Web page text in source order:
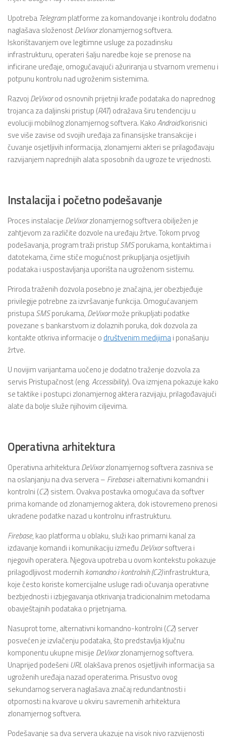
Upotreba Telegramplatforme za komandovanje i kontrolu dodatno
naglašava složenostDeVixorzlonamjernog softvera.
Iskorištavanjem ove legitimne usluge za pozadinsku
infrastrukturu, operateri šalju naredbe koje se prenose na
inficirane uređaje, omogućavajući ažuriranja u stvarnom vremenu i
potpunu kontrolu nad ugroženim sistemima.
Razvoj DeVixorod osnovnih prijetnji krađe podataka do naprednog
trojanca za daljinski pristup (RAT) odražava širu tendenciju u
evoluciji mobilnog zlonamjernog softvera. KakoAndroidkorisnici
sve više zavise od svojih uređaja za finansijske transakcije i
čuvanje osjetljivih informacija, zlonamjerni akteri se prilagođavaju
razvijanjem naprednijih alata sposobnih da ugroze te vrijednosti.
Instalacija i početno podešavanje
Proces instalacije DeVixorzlonamjernog softvera obilježen je
zahtjevom za različite dozvole na uređaju žrtve. Tokom prvog
podešavanja, program traži pristup SMSporukama, kontaktima i
datotekama, čime stiče mogućnost prikupljanja osjetljivih
podataka i uspostavljanja uporišta na ugroženom sistemu.
Priroda traženih dozvola posebno je značajna, jer obezbjeđuje
privilegije potrebne za izvršavanje funkcija. Omogućavanjem
pristupaSMSporukama, DeVixormože prikupljati podatke
povezane s bankarstvom iz dolaznih poruka, dok dozvola za
kontakte otkriva informacije o društvenim medijimai ponašanju
žrtve.
U novijim varijantama uočeno je dodatno traženje dozvola za
servis Pristupačnost (eng.Accessibility). Ova izmjena pokazuje kako
se taktike i postupci zlonamjernog aktera razvijaju, prilagođavajući
alate da bolje služe njihovim ciljevima.
Operativna arhitektura
Operativna arhitekturaDeVixorzlonamjernog softvera zasniva se
na oslanjanju na dva servera – Firebasei alternativni komandni i
kontrolni (C2) sistem. Ovakva postavka omogućava da softver
prima komande od zlonamjernog aktera, dok istovremeno prenosi
ukradene podatke nazad u kontrolnu infrastrukturu.
Firebase, kao platforma u oblaku, služi kao primarni kanal za
izdavanje komandi i komunikaciju između DeVixorsoftvera i
njegovih operatera. Njegova upotreba u ovom kontekstu pokazuje
prilagodljivost modernih komandno i kontrolnih (C2)infrastruktura,
koje često koriste komercijalne usluge radi očuvanja operativne
bezbjednosti i izbjegavanja otkrivanja tradicionalnim metodama
obavještajnih podataka o prijetnjama.
Nasuprot tome, alternativni komandno-kontrolni (C2) server
posvećen je izvlačenju podataka, što predstavlja ključnu
komponentu ukupne misije DeVixorzlonamjernog softvera.
Unaprijed podešeni URLolakšava prenos osjetljivih informacija sa
ugroženih uređaja nazad operaterima. Prisustvo ovog
sekundarnog servera naglašava značaj redundantnosti i
otpornosti na kvarove u okviru savremenih arhitektura
zlonamjernog softvera.
Podešavanje sa dva servera ukazuje na visok nivo razvijenosti